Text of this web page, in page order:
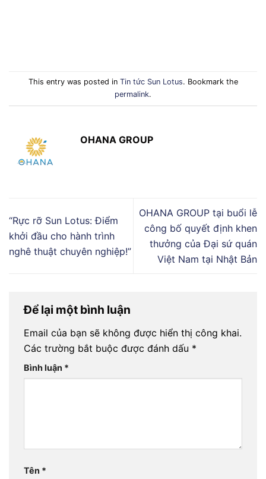
This entry was posted in Tin tức Sun Lotus. Bookmark the
permalink.
OHANA GROUP
“Rực rỡ Sun Lotus: Điểm
khởi đầu cho hành trình
nghê thuật chuyên nghiệp!”
OHANA GROUP tại buổi lễ
công bố quyết định khen
thưởng của Đại sứ quán
Việt Nam tại Nhật Bản
Để lại một bình luận
Email của bạn sẽ không được hiển thị công khai.
Các trường bắt buộc được đánh dấu *
Bình luận *
Tên *